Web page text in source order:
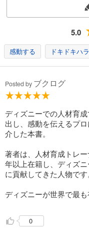
5.0
感動する ドキドキハ
Posted by ブクログ
ディズニーでの人材育
出し、感動を伝えるプ
介した本書。
著者は、人材育成トレ
年以上在籍し、ディズ
に貢献してきた人物です
ディズニーが世界で最
0